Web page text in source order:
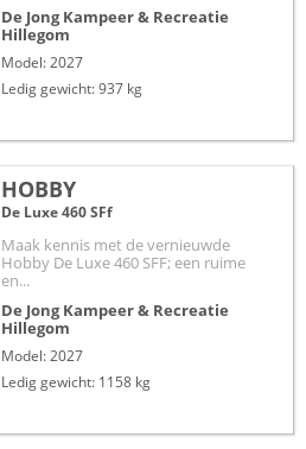
De Jong Kampeer & Recreatie
Hillegom
Model: 2027
Ledig gewicht: 937 kg
HOBBY
De Luxe 460 SFf
Maak kennis met de vernieuwde
Hobby De Luxe 460 SFF; een ruime
en...
De Jong Kampeer & Recreatie
Hillegom
Model: 2027
Ledig gewicht: 1158 kg